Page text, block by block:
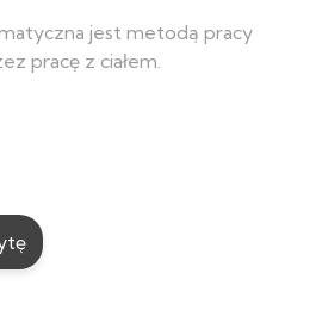
jest metodą pracy
pracę z ciałem.